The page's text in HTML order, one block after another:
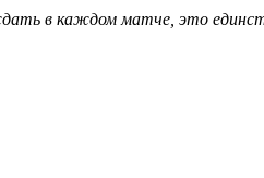
в каждом матче, это